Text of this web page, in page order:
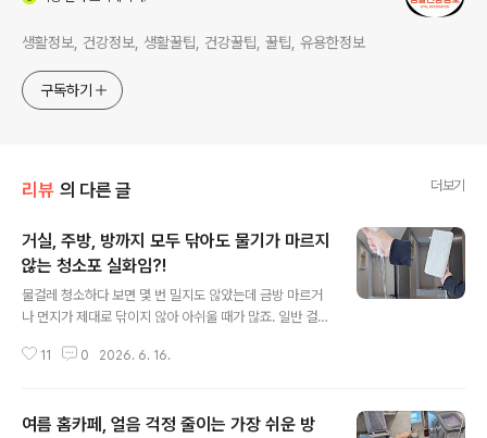
생활정보, 건강정보, 생활꿀팁, 건강꿀팁, 꿀팁, 유용한정보
구독하기
리뷰 의 다른 글 더보기
거실, 주방, 방까지 모두 닦아도 물기가 마르지
않는 청소포 실화임?!
물걸레 청소하다 보면 몇 번 밀지도 않았는데 금방 마르거
나 먼지가 제대로 닦이지 않아 아쉬울 때가 많죠. 일반 걸레
금방 말라서 낭비가 심한데요. 이런 고민들을 한방에 해결
기가 어마무시?! 거실부터 주방까지 한번에 청소해도 물기
11 0 2026. 6. 16.
여름 홈카페, 얼음 걱정 줄이는 가장 쉬운 방